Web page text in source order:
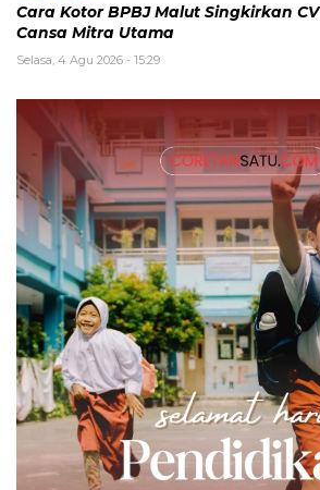
Cara Kotor BPBJ Malut Singkirkan CV
Cansa Mitra Utama
Selasa, 4 Agu 2026 - 15:29